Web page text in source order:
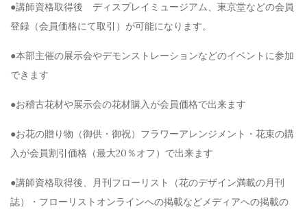
●講師資格取得後 ディスプレイミュージアム、東京堂などの会員
登録（会員価格にて取引）が可能になります。
●本部主催の展示会やデモンストレーションなどのイベントに参加
できます
●お稽古花材や展示会の花材購入が会員価格で出来ます
●お花の贈り物（御供・御祝）フラワーアレンジメント・花束の購
入が会員割引価格（最大20％オフ）で出来ます
●講師資格取得後、月刊フローリスト（花のデザイン満載の月刊
誌）・フローリストオンラインへの掲載などメディアへの掲載の